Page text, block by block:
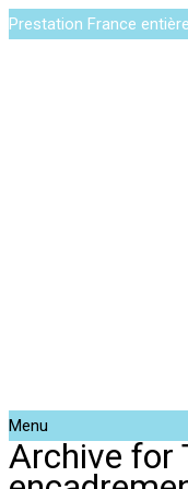
Prestation France entière
Menu
Archive for